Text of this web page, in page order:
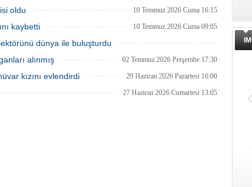
oldu 10 Temmuz 2026 Cuma 16:15
kaybetti 10 Temmuz 2026 Cuma 09:05
dünya ile buluşturdu
08 Temmuz 2026 Çarşamba 11:00
alınmış 02 Temmuz 2026 Perşembe 17:30
kızını evlendirdi 29 Haziran 2026 Pazartesi 16:00
27 Haziran 2026 Cumartesi 13:05